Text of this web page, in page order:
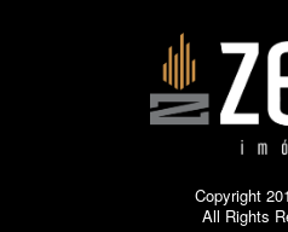
Copyright
All Rights